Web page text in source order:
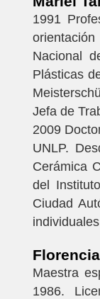
1991
Nacional
Plásticas
Jefa de
2009
UNLP.
Cerámica
del
Ciudad
Maestra
1986.